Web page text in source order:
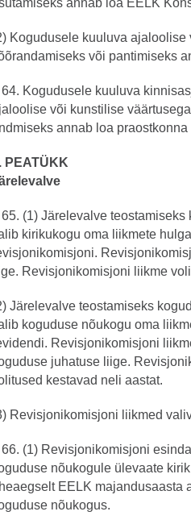
annab loa EELK
Kogudusele kuuluva
või pantimiseks
64. Kogudusele kuuluva
või kunstilise
annab loa praostkonna
PEATÜKK
65. (1) Järelevalve
kirikukogu oma liikmete
Revisjonikomisjoni liikme
Järelevalve teostamiseks
koguduse nõukogu oma
Revisjonikomisjoni
juhatuse liige.
kestavad neli aastat.
Revisjonikomisjoni liikmed
66. (1) Revisjonikomisjoni
nõukogule ülevaate
EELK majandusaasta
nõukogus.